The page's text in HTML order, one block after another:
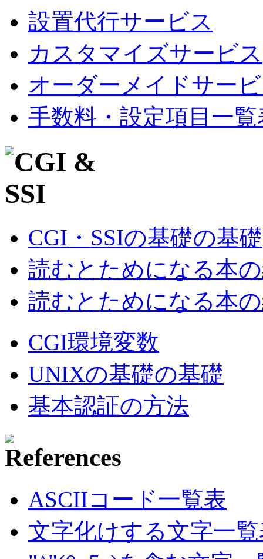
設置代行サービス
カスタマイズサービス
オーダーメイドサー
手数料・設定項目一覧
CGI・SSIの基礎の基礎
読むとためになる本
読むとためになる本
CGI環境変数
UNIXの基礎の基礎
基本認証の方法
ASCIIコード一覧表
文字化けする文字一